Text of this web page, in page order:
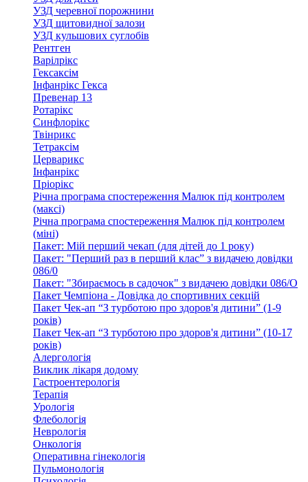
УЗД черевної порожнини
УЗД щитовидної залози
УЗД кульшових суглобів
Рентген
Варілрікс
Гексаксім
Інфанрікс Гекса
Превенар 13
Ротарікс
Синфлорікс
Твінрикс
Тетраксім
Церварикс
Інфанрікс
Пріорікс
Річна програма спостереження Малюк під контролем
(максі)
Річна програма спостереження Малюк під контролем
(міні)
Пакет: Мій перший чекап (для дітей до 1 року)
Пакет: "Перший раз в перший клас” з видачею довідки
086/0
Пакет: "Збираємось в садочок" з видачею довідки 086/О
Пакет Чемпіона - Довідка до спортивних секцій
Пакет Чек-ап “З турботою про здоров'я дитини” (1-9
років)
Пакет Чек-ап “З турботою про здоров'я дитини” (10-17
років)
Алергологія
Виклик лікаря додому
Гастроентерологія
Терапія
Урологія
Флебологія
Неврологія
Онкологія
Оперативна гінекологія
Пульмонологія